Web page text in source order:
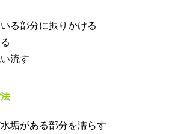
る部分に振りかける
流す
垢がある部分を濡らす